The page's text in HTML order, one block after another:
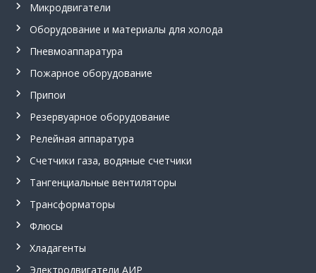
Микродвигатели
Оборудование и материалы для холода
Пневмоаппаратура
Пожарное оборудование
Припои
Резервуарное оборудование
Релейная аппаратура
Счетчики газа, водяные счетчики
Тангенциальные вентиляторы
Трансформаторы
Флюсы
Хладагенты
Электродвигатели АИР